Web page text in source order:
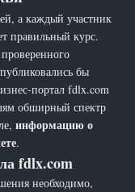
а каждый участник
правильный курс.
бы
портал fdlx.com
обширный спектр
информацию о
.
fdlx.com
необходимо,